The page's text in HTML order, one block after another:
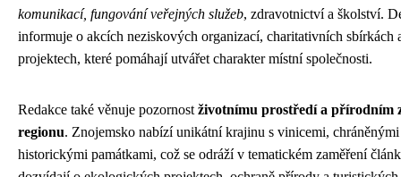
komunikací, fungování veřejných služeb, zdravotnictví a školství.
informuje o akcích neziskových organizací, charitativních sbírkách
projektech, které pomáhají utvářet charakter místní společnosti.
Redakce také věnuje pozornost životnímu prostředí a přírodním
regionu. Znojemsko nabízí unikátní krajinu s vinicemi,
historickými památkami, což se odráží v tematickém zaměření